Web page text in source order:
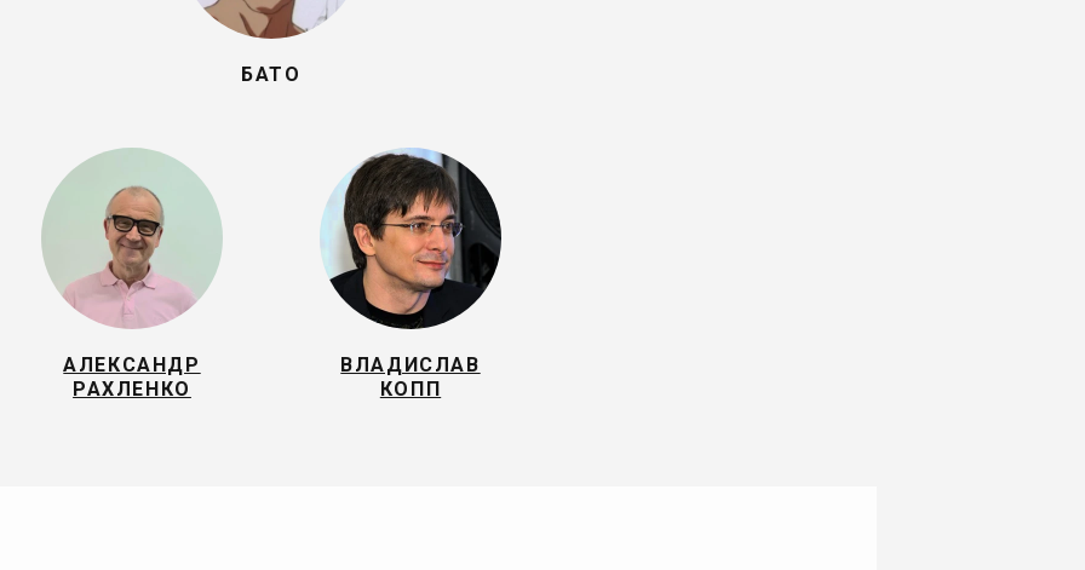
БАТО
АЛЕКСАНДР
РАХЛЕНКО
ВЛАДИСЛАВ
КОПП